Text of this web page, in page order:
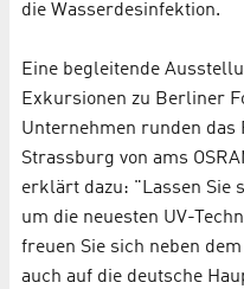
die Wasserdesinfektion.
Eine begleitende
Exkursionen zu Berliner
Unternehmen runden
Strassburg von ams
erklärt dazu: "Lassen Sie
um die neuesten UV-
freuen Sie sich neben
auch auf die deutsche